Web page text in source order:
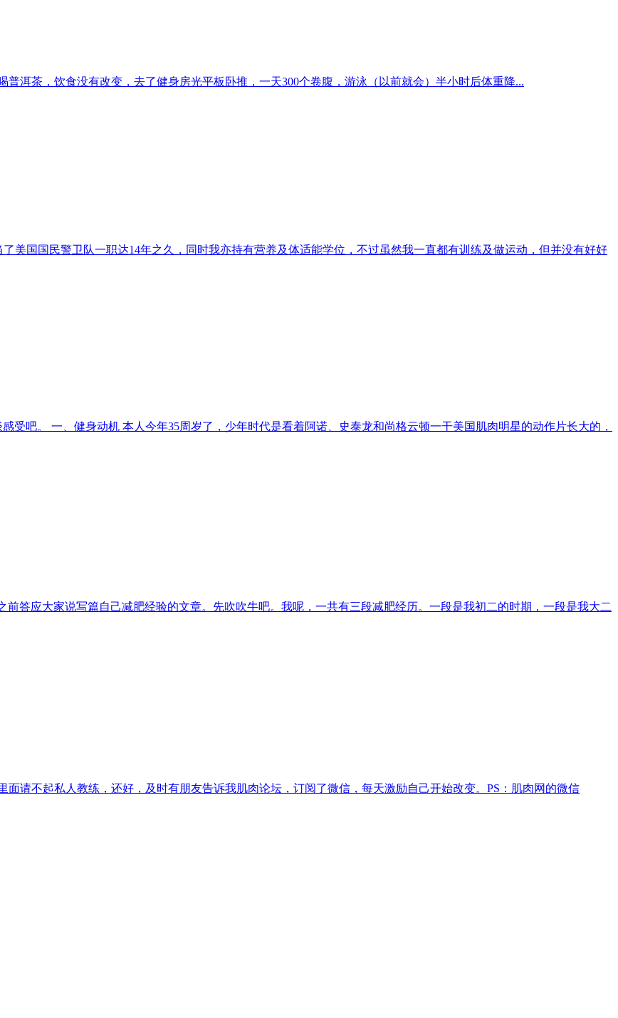
洱茶，饮食没有改变，去了健身房光平板卧推，一天300个卷腹，游泳（以前就会）半小时后体重降...
美国国民警卫队一职达14年之久，同时我亦持有营养及体适能学位，不过虽然我一直都有训练及做运动，但并没有好好
受吧。 一、健身动机 本人今年35周岁了，少年时代是看着阿诺、史泰龙和尚格云顿一干美国肌肉明星的动作片长大的，
之前答应大家说写篇自己减肥经验的文章。先吹吹牛吧。我呢，一共有三段减肥经历。一段是我初二的时期，一段是我大二
请不起私人教练，还好，及时有朋友告诉我肌肉论坛，订阅了微信，每天激励自己开始改变。PS：肌肉网的微信